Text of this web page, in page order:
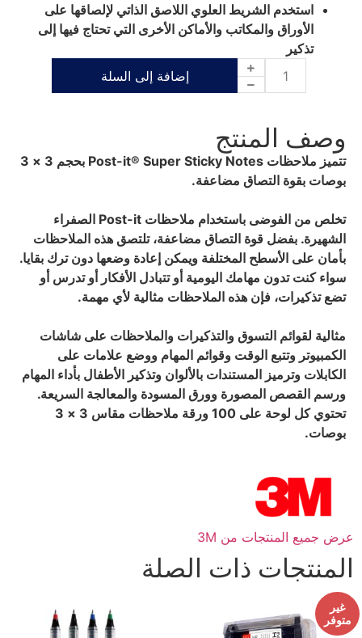
استخدم الشريط العلوي اللاصق الذاتي لإلصاقها على
الأوراق والمكاتب والأماكن الأخرى التي تحتاج فيها إلى
تذكير
إضافة إلى السلة
وصف المنتج
تتميز ملاحظات Post-it® Super Sticky Notes بحجم 3 × 3
بوصات بقوة التصاق مضاعفة.
تخلص من الفوضى باستخدام ملاحظات Post-it الصفراء
الشهيرة. بفضل قوة التصاق مضاعفة، تلتصق هذه الملاحظات
بأمان على الأسطح المختلفة ويمكن إعادة وضعها دون ترك بقايا.
سواء كنت تدون مهامك اليومية أو تتبادل الأفكار أو تدرس أو
تضع تذكيرات، فإن هذه الملاحظات مثالية لأي مهمة.
مثالية لقوائم التسوق والتذكيرات والملاحظات على شاشات
الكمبيوتر وتتبع الوقت وقوائم المهام ووضع علامات على
الكابلات وترميز المستندات بالألوان وتذكير الأطفال بأداء المهام
ورسم القصص المصورة وورق المسودة والمعالجة السريعة.
تحتوي كل لوحة على 100 ورقة ملاحظات مقاس 3 × 3
بوصات.
عرض جميع المنتجات من 3M
المنتجات ذات الصلة
غير
متوفر